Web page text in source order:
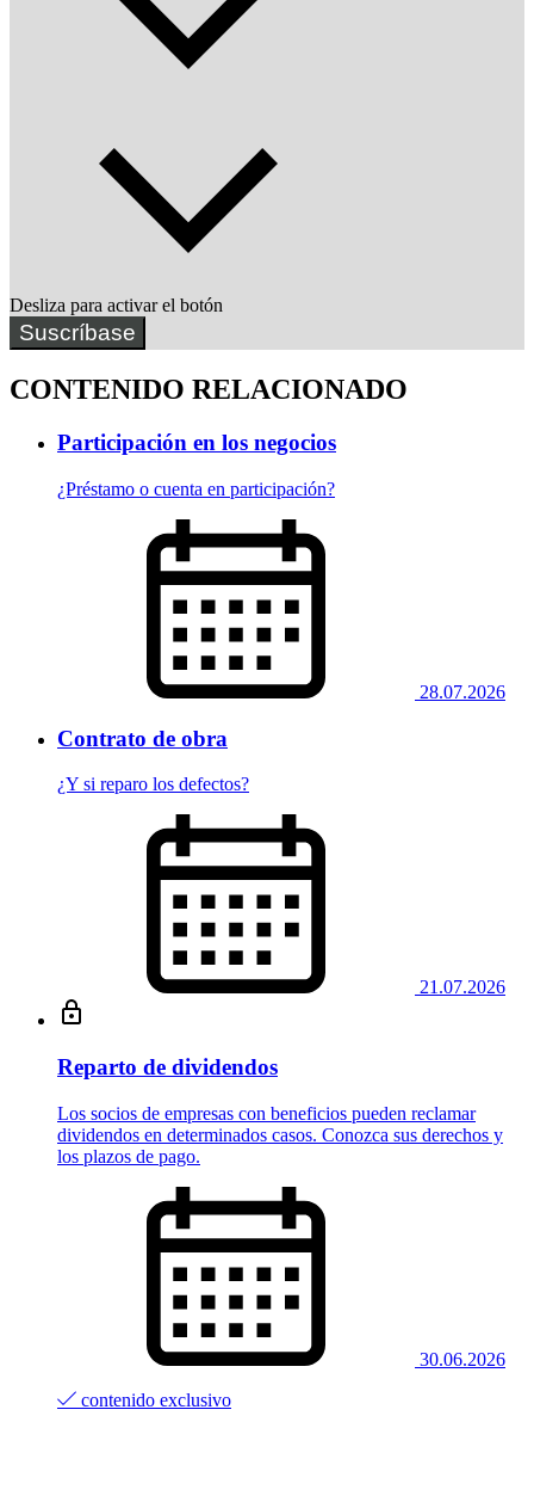
Desliza para activar el botón
Suscríbase
CONTENIDO RELACIONADO
Participación en los negocios
¿Préstamo o cuenta en participación?
28.07.2026
Contrato de obra
¿Y si reparo los defectos?
21.07.2026
Reparto de dividendos
Los socios de empresas con beneficios pueden reclamar
dividendos en determinados casos. Conozca sus derechos y
los plazos de pago.
30.06.2026
contenido exclusivo